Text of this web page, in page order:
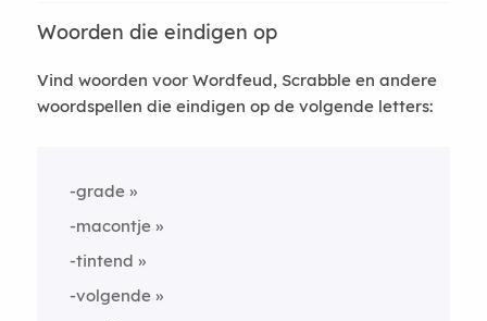
Woorden die eindigen op
Vind woorden voor Wordfeud, Scrabble en andere
woordspellen die eindigen op de volgende letters:
-grade
-macontje
-tintend
-volgende